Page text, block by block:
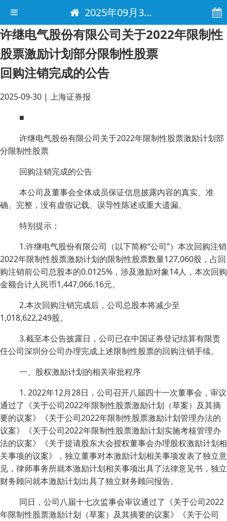
2025年09月30日 电子报
许继电气股份有限公司关于2022年限制性
股票激励计划部分限制性股票
回购注销完成的公告
2025-09-30 | 上海证券报
■
许继电气股份有限公司关于2022年限制性股票激励计划部
分限制性股票
回购注销完成的公告
本公司及董事会全体成员保证信息披露内容的真实、准
确、完整，没有虚假记载、误导性陈述或重大遗漏。
特别提示：
1.许继电气股份有限公司（以下简称“公司”）本次回购注销
2022年限制性股票激励计划的限制性股票数量127,060股，占回
购注销前公司总股本的0.0125%，涉及激励对象14人，本次回购
金额合计人民币1,447,066.16元。
2.本次回购注销完成后，公司总股本将减少至
1,018,622,249股。
3.截至本公告披露日，公司已在中国证券登记结算有限责
任公司深圳分公司办理完成上述限制性股票的回购注销手续。
一、股权激励计划的相关审批程序
1. 2022年12月28日，公司召开八届四十一次董事会，审议
通过了《关于公司2022年限制性股票激励计划（草案）及其摘
要的议案》《关于公司2022年限制性股票激励计划管理办法的
议案》《关于公司2022年限制性股票激励计划实施考核管理办
法的议案》《关于提请股东大会授权董事会办理股权激励计划相
关事项的议案》，独立董事对本激励计划相关事项发表了独立意
见，律师事务所就本激励计划相关事项出具了法律意见书，独立
财务顾问就本激励计划出具了独立财务顾问报告。
同日，公司八届十七次监事会审议通过了《关于公司2022
年限制性股票激励计划（草案）及其摘要的议案》《关于公司